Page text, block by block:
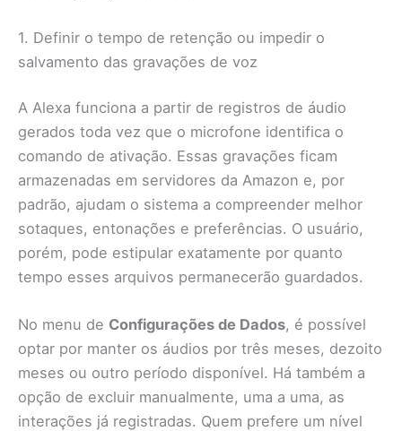
1. Definir o tempo de retenção ou impedir o
salvamento das gravações de voz
A Alexa funciona a partir de registros de áudio
gerados toda vez que o microfone identifica o
comando de ativação. Essas gravações ficam
armazenadas em servidores da Amazon e, por
padrão, ajudam o sistema a compreender melhor
sotaques, entonações e preferências. O usuário,
porém, pode estipular exatamente por quanto
tempo esses arquivos permanecerão guardados.
No menu de Configurações de Dados, é possível
optar por manter os áudios por três meses, dezoito
meses ou outro período disponível. Há também a
opção de excluir manualmente, uma a uma, as
interações já registradas. Quem prefere um nível